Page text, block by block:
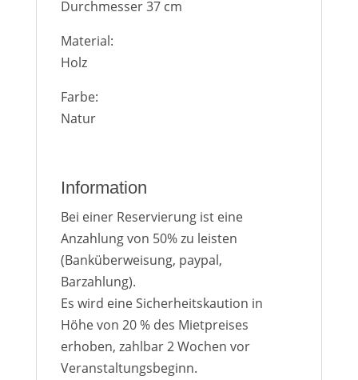
Durchmesser 37 cm
Material:
Holz
Farbe:
Natur
Information
Bei einer Reservierung ist eine
Anzahlung von 50% zu leisten
(Banküberweisung, paypal,
Barzahlung).
Es wird eine Sicherheitskaution in
Höhe von 20 % des Mietpreises
erhoben, zahlbar 2 Wochen vor
Veranstaltungsbeginn.